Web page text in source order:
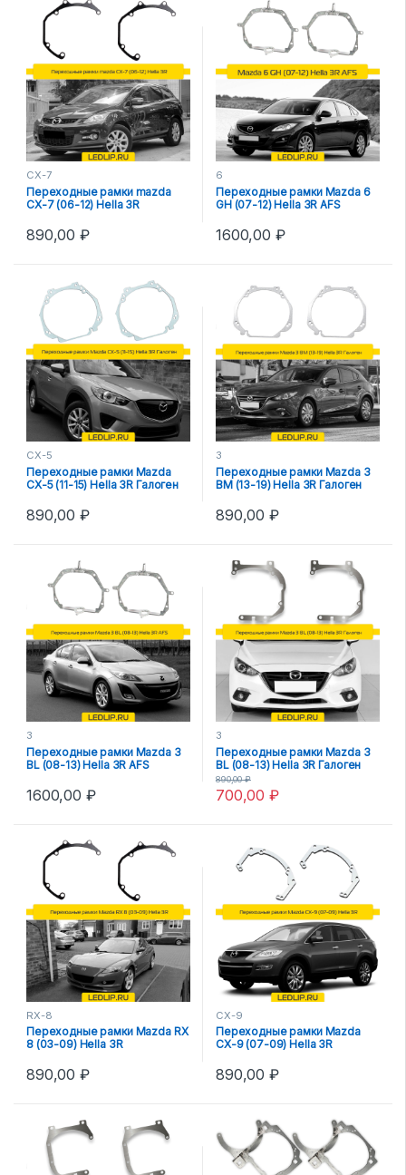
CX-7
Переходные рамки mazda
CX-7 (06-12) Hella 3R
890,00₽
6
Переходные рамки Mazda 6
GH (07-12) Hella 3R AFS
1600,00 ₽
CX-5
Переходные рамки Mazda
CX-5 (11-15) Hella 3R Галоген
890,00₽
3
Переходные рамки Mazda 3
BM (13-19) Hella 3R Галоген
890,00₽
3
Переходные рамки Mazda 3
BL (08-13) Hella 3R AFS
1600,00 ₽
3
Переходные рамки Mazda 3
BL (08-13) Hella 3R Галоген
700,00₽
890,00₽
RX-8
Переходные рамки Mazda RX
8 (03-09) Hella 3R
890,00₽
CX-9
Переходные рамки Mazda
CX-9 (07-09) Hella 3R
890,00₽